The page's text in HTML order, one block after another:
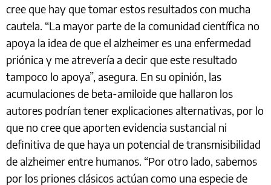
cree que hay que tomar estos resultados con mucha
cautela. “La mayor parte de la comunidad científica no
apoya la idea de que el alzheimer es una enfermedad
priónica y me atrevería a decir que este resultado
tampoco lo apoya”, asegura. En su opinión, las
acumulaciones de beta-amiloide que hallaron los
autores podrían tener explicaciones alternativas, por lo
que no cree que aporten evidencia sustancial ni
definitiva de que haya un potencial de transmisibilidad
de alzheimer entre humanos. “Por otro lado, sabemos
por los priones clásicos actúan como una especie de